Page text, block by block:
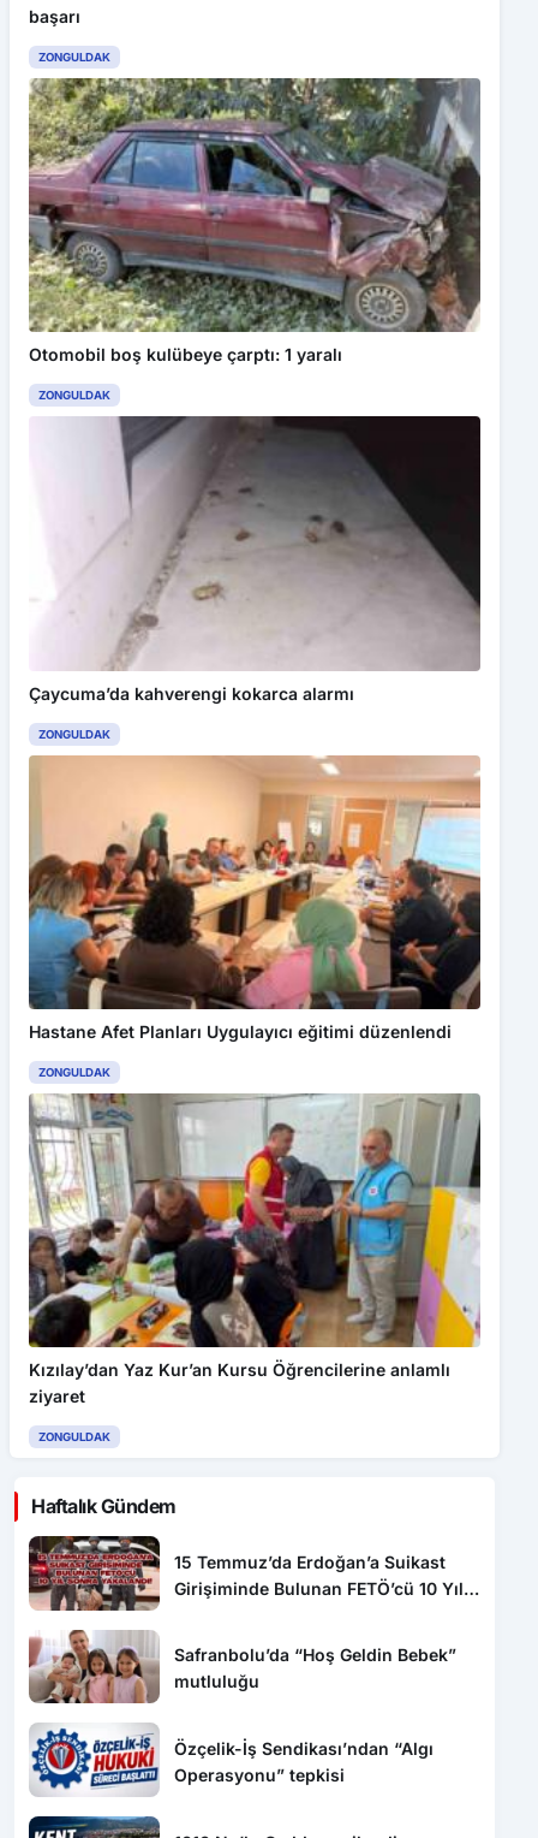
TFF’den Yabancı Oyuncu Kuralı Açıklaması
başarı
ZONGULDAK
Otomobil boş kulübeye çarptı: 1 yaralı
ZONGULDAK
Çaycuma’da kahverengi kokarca alarmı
ZONGULDAK
Hastane Afet Planları Uygulayıcı eğitimi düzenlendi
ZONGULDAK
Kızılay’dan Yaz Kur’an Kursu Öğrencilerine anlamlı
ziyaret
ZONGULDAK
Haftalık Gündem
15 Temmuz’da Erdoğan’a Suikast
Girişiminde Bulunan FETÖ’cü 10 Yıl
Safranbolu’da “Hoş Geldin Bebek”
mutluluğu
Özçelik-İş Sendikası’ndan “Algı
Operasyonu” tepkisi
Bu web sitesinde en iyi deneyimi yaşamanızı sağlamak için
çerezler kullanılmaktadır. Detaylar içinGizlilik Politikamız
inceleyebilirsiniz.
Kabul Et